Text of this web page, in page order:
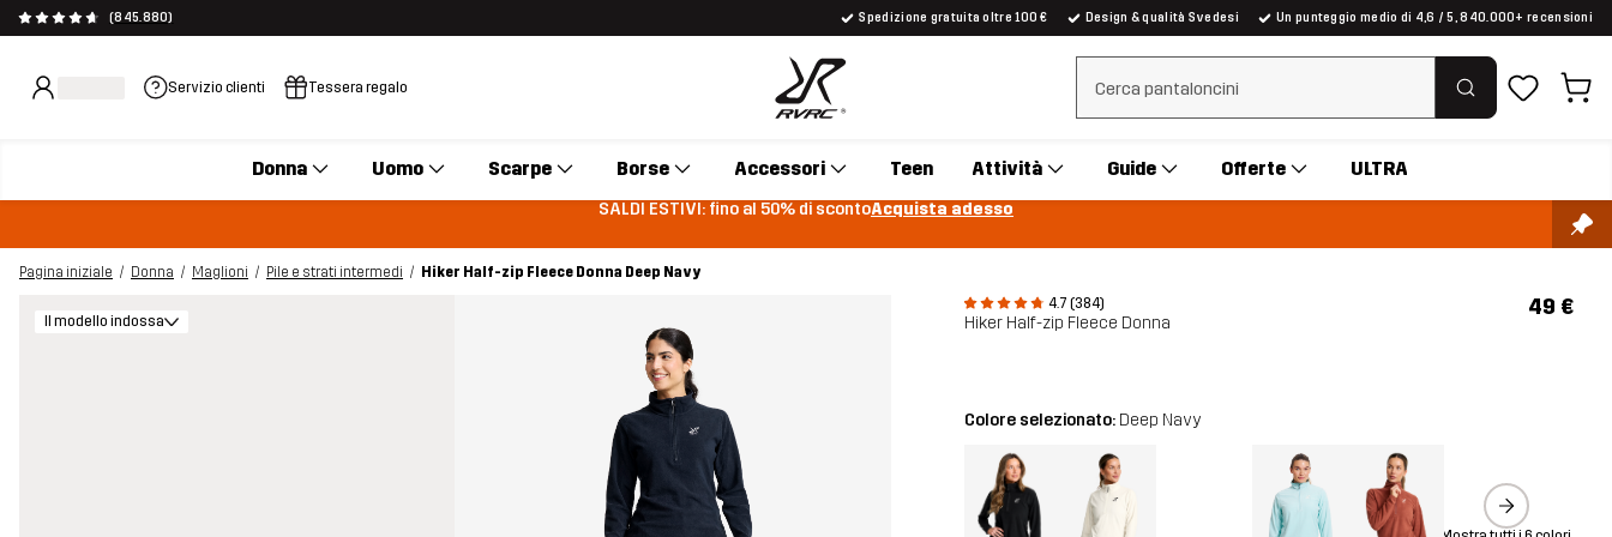
(845.880) Spedizione gratuita oltre 100 € Design & qualità Svedesi Un punteggio medio di 4,6 / 5, 840.000+ recensioni
Servizio clienti Tessera regalo Cancella ricerca
Donna Uomo Scarpe Borse Accessori Teen Attività Guide Offerte ULTRA
SALDI ESTIVI: fino al 50% di scontoAcquista adesso
Pagina iniziale Donna Maglioni Pile e strati intermedi
Hiker Half-zip Fleece Donna Deep Navy
4.7 (384)
Hiker Half-zip Fleece Donna
49 €
Il modello indossa
Colore selezionato: Deep Navy